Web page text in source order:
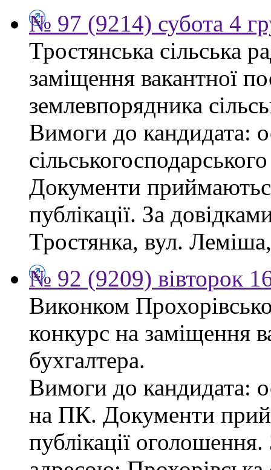
№ 97 (9214) субота 4
Тростянська сільська
заміщення вакантної
землевпорядника
Вимоги до кандидата:
Документи
публікації. За
Тростянка, вул.
№ 92 (9209) вівторок
Виконком
конкурс на заміщення
бухгалтера.
Вимоги до кандидата:
на ПК. Документи
публікації